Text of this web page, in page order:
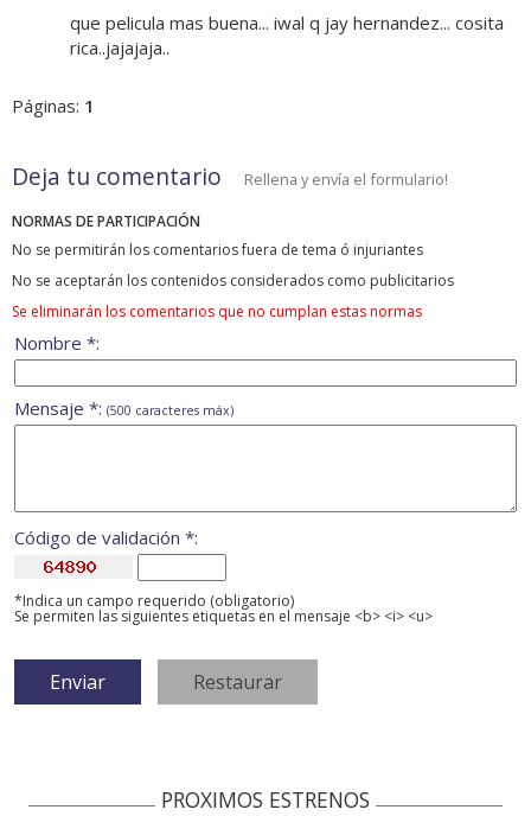
que pelicula mas buena... iwal q jay hernandez... cosita
rica..jajajaja..
Páginas: 1
Deja tu comentario Rellena y envía el formulario!
NORMAS DE PARTICIPACIÓN
No se permitirán los comentarios fuera de tema ó injuriantes
No se aceptarán los contenidos considerados como publicitarios
Se eliminarán los comentarios que no cumplan estas normas
Nombre *:
Mensaje *: (500 caracteres máx)
Código de validación *:
*Indica un campo requerido (obligatorio)
Se permiten las siguientes etiquetas en el mensaje <b> <i> <u>
PROXIMOS ESTRENOS